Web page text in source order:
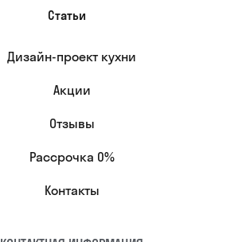
Статьи
Дизайн-проект кухни
Акции
Отзывы
Рассрочка 0%
Контакты